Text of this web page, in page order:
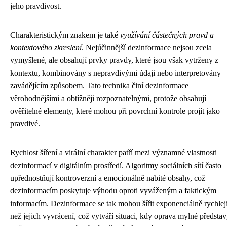
jeho pravdivost.
Charakteristickým znakem je také využívání částečných pravd a
kontextového zkreslení. Nejúčinnější dezinformace nejsou zcela
vymyšlené, ale obsahují prvky pravdy, které jsou však vytrženy z
kontextu, kombinovány s nepravdivými údaji nebo interpretovány
zavádějícím způsobem. Tato technika činí dezinformace
věrohodnějšími a obtížněji rozpoznatelnými, protože obsahují
ověřitelné elementy, které mohou při povrchní kontrole projít jako
pravdivé.
Rychlost šíření a virální charakter patří mezi významné vlastnosti
dezinformací v digitálním prostředí. Algoritmy sociálních sítí často
upřednostňují kontroverzní a emocionálně nabité obsahy, což
dezinformacím poskytuje výhodu oproti vyváženým a faktickým
informacím. Dezinformace se tak mohou šířit exponenciálně
než jejich vyvrácení, což vytváří situaci, kdy oprava mylné